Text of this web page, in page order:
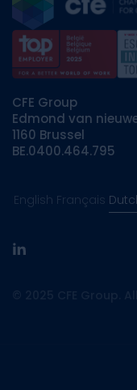
CFE Group
Edmond van
1160 Brussel
BE.0400.464.795
English Français
linkedin